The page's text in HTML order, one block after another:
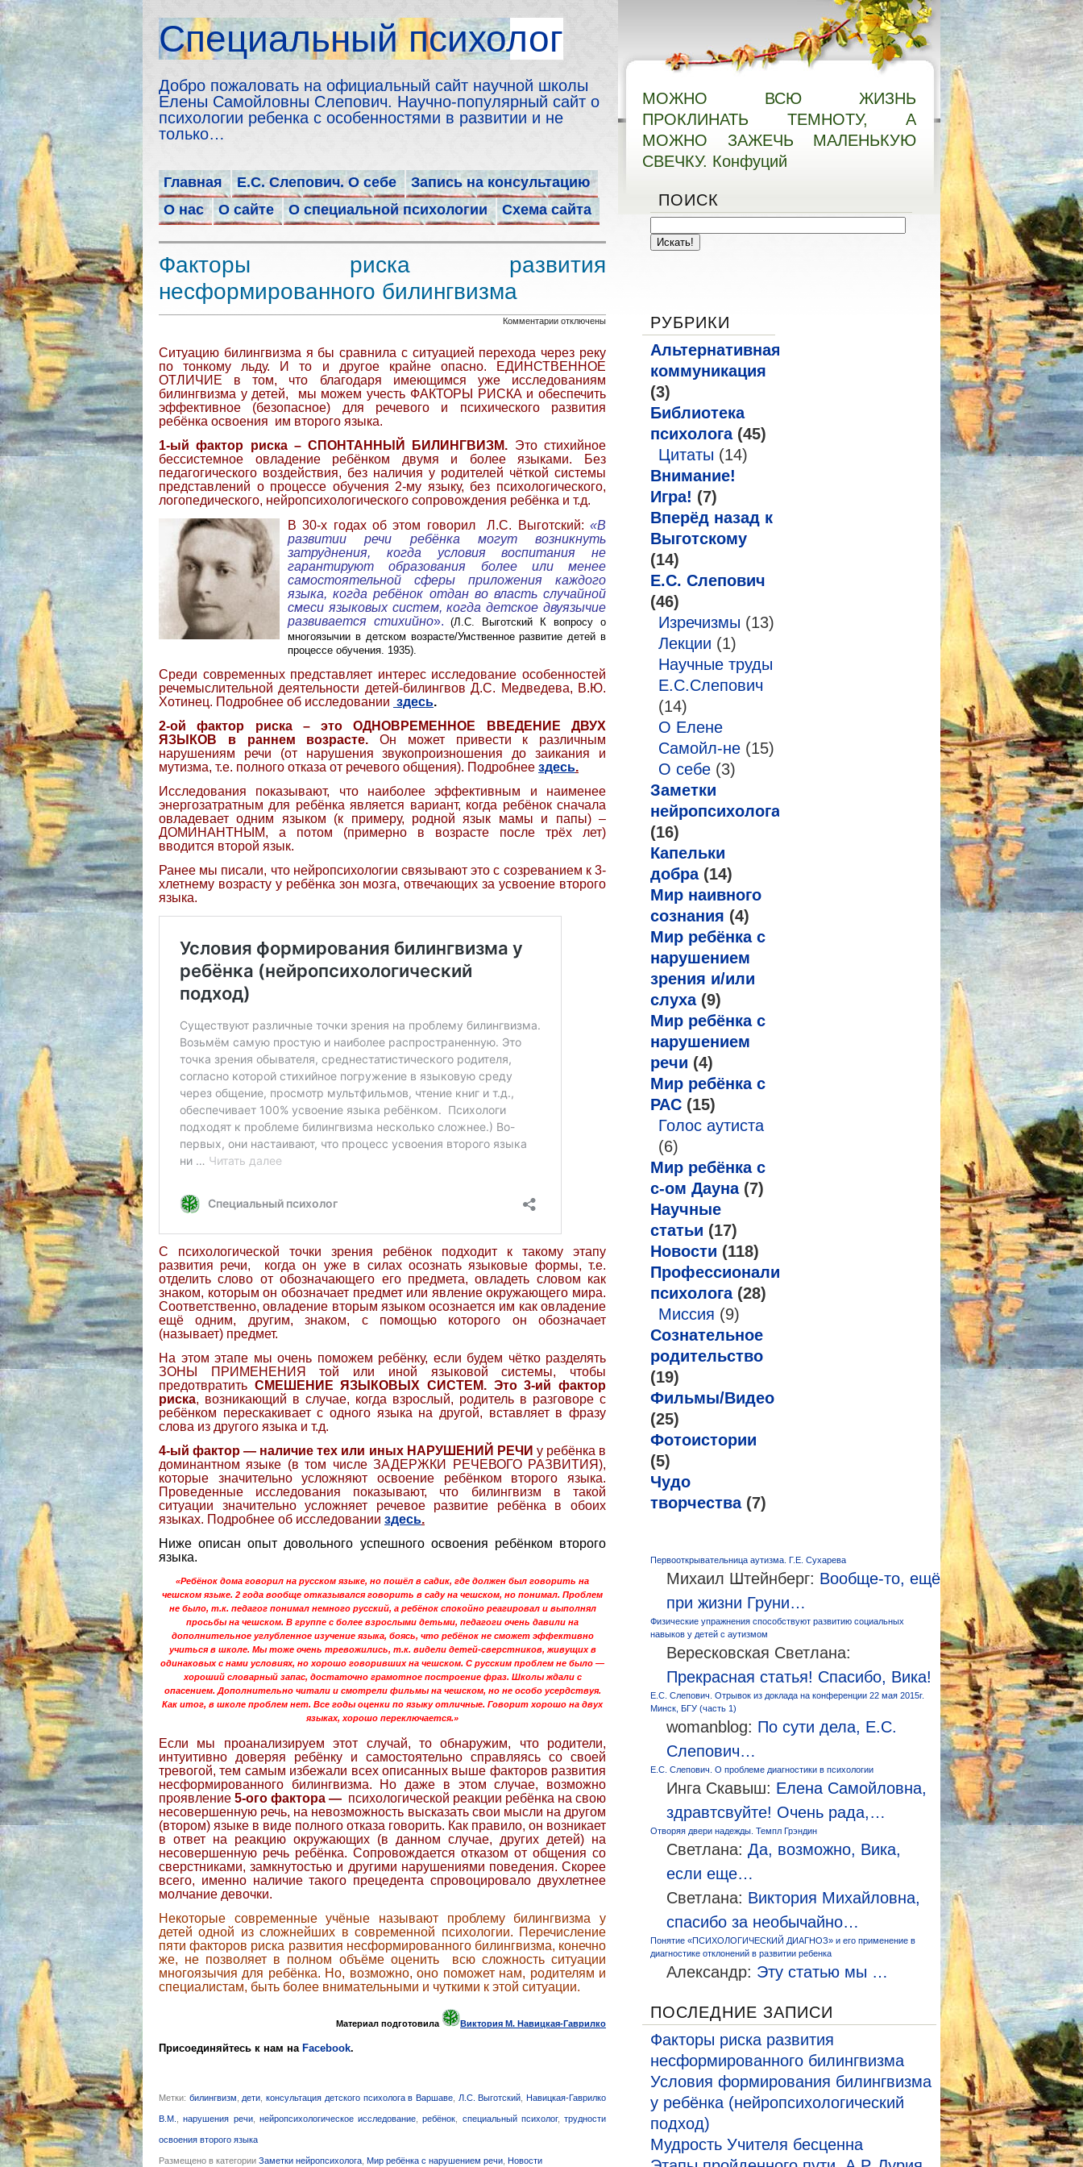
Cпециальный психолог
Добро пожаловать на официальный сайт научной школы
Елены Самойловны Слепович. Научно-популярный сайт о
психологии ребенка с особенностями в развитии и не
только…
Главная Е.С. Слепович. О себе
Запись на консультацию
О нас
О сайте О специальной психологии Схема сайта
Факторы риска развития
несформированного билингвизма
Комментариик
Факторы
риска
развития
билингвизма
отключены
Ситуацию билингвизма я бы сравнила с ситуацией перехода через реку
по тонкому льду. И то и другое крайне опасно. ЕДИНСТВЕННОЕ
ОТЛИЧИЕ в том, что благодаря имеющимся уже исследованиям
билингвизма у детей, мы можем учесть ФАКТОРЫ РИСКА и обеспечить
эффективное (безопасное) для речевого и психического развития
ребёнка освоения им второго языка.
1-ый фактор риска – СПОНТАННЫЙ БИЛИНГВИЗМ. Это стихийное
бессистемное овладение ребёнком двумя и более языками. Без
педагогического воздействия, без наличия у родителей чёткой системы
представлений о процессе обучения 2-му языку, без психологического,
логопедического, нейропсихологического сопровождения ребёнка и т.д.
В 30-х годах об этом говорил Л.С. Выготский: «В
развитии речи ребёнка могут возникнуть
затруднения, когда условия воспитания не
гарантируют образования более или менее
самостоятельной сферы приложения каждого
языка, когда ребёнок отдан во власть случайной
смеси языковых систем, когда детское двуязычие
развивается стихийно». (Л.С. Выготский К вопросу о
многоязычии в детском возрасте/Умственное развитие детей в
процессе обучения. 1935).
Среди современных представляет интерес исследование особенностей
речемыслительной деятельности детей-билингвов Д.С. Медведева, В.Ю.
Хотинец. Подробнее об исследовании здесь.
2-ой фактор риска – это ОДНОВРЕМЕННОЕ ВВЕДЕНИЕ ДВУХ
ЯЗЫКОВ в раннем возрасте. Он может привести к различным
нарушениям речи (от нарушения звукопроизношения до заикания и
мутизма, т.е. полного отказа от речевого общения). Подробнее здесь.
Исследования показывают, что наиболее эффективным и наименее
энергозатратным для ребёнка является вариант, когда ребёнок сначала
овладевает одним языком (к примеру, родной язык мамы и папы) –
ДОМИНАНТНЫМ, а потом (примерно в возрасте после трёх лет)
вводится второй язык.
Ранее мы писали, что нейропсихологии связывают это с созреванием к 3-
хлетнему возрасту у ребёнка зон мозга, отвечающих за усвоение второго
языка.
С психологической точки зрения ребёнок подходит к такому этапу
развития речи, когда он уже в силах осознать языковые формы, т.е.
отделить слово от обозначающего его предмета, овладеть словом как
знаком, которым он обозначает предмет или явление окружающего мира.
Соответственно, овладение вторым языком осознается им как овладение
ещё одним, другим, знаком, с помощью которого он обозначает
(называет) предмет.
На этом этапе мы очень поможем ребёнку, если будем чётко разделять
ЗОНЫ ПРИМЕНЕНИЯ той или иной языковой системы, чтобы
предотвратить СМЕШЕНИЕ ЯЗЫКОВЫХ СИСТЕМ. Это 3-ий фактор
риска, возникающий в случае, когда взрослый, родитель в разговоре с
ребёнком перескакивает с одного языка на другой, вставляет в фразу
слова из другого языка и т.д.
4-ый фактор — наличие тех или иных НАРУШЕНИЙ РЕЧИ у ребёнка в
доминантном языке (в том числе ЗАДЕРЖКИ РЕЧЕВОГО РАЗВИТИЯ),
которые значительно усложняют освоение ребёнком второго языка.
Проведенные исследования показывают, что билингвизм в такой
ситуации значительно усложняет речевое развитие ребёнка в обоих
языках. Подробнее об исследовании здесь.
Ниже описан опыт довольного успешного освоения ребёнком второго
языка.
«Ребёнок дома говорил на русском языке, но пошёл в садик, где должен был говорить на
чешском языке. 2 года вообще отказывался говорить в саду на чешском, но понимал. Проблем
не было, т.к. педагог понимал немного русский, а ребёнок спокойно реагировал и выполнял
просьбы на чешском. В группе с более взрослыми детьми, педагоги очень давили на
дополнительное углубленное изучение языка, боясь, что ребёнок не сможет эффективно
учиться в школе. Мы тоже очень тревожились, т.к. видели детей-сверстников, живущих в
одинаковых с нами условиях, но хорошо говоривших на чешском. С русским проблем не было —
хороший словарный запас, достаточно грамотное построение фраз. Школы ждали с
опасением. Дополнительно читали и смотрели фильмы на чешском, но не особо усердствуя.
Как итог, в школе проблем нет. Все годы оценки по языку отличные. Говорит хорошо на двух
языках, хорошо переключается.»
Если мы проанализируем этот случай, то обнаружим, что родители,
интуитивно доверяя ребёнку и самостоятельно справляясь со своей
тревогой, тем самым избежали всех описанных выше факторов развития
несформированного билингвизма. Но даже в этом случае, возможно
проявление 5-ого фактора — психологической реакции ребёнка на свою
несовершенную речь, на невозможность высказать свои мысли на другом
(втором) языке в виде полного отказа говорить. Как правило, он возникает
в ответ на реакцию окружающих (в данном случае, других детей) на
несовершенную речь ребёнка. Сопровождается отказом от общения со
сверстниками, замкнутостью и другими нарушениями поведения. Скорее
всего, именно наличие такого прецедента спровоцировало двухлетнее
молчание девочки.
Некоторые современные учёные называют проблему билингвизма у
детей одной из сложнейших в современной психологии. Перечисление
пяти факторов риска развития несформированного билингвизма, конечно
же, не позволяет в полном объёме оценить всю сложность ситуации
многоязычия для ребёнка. Но, возможно, оно поможет нам, родителям и
специалистам, быть более внимательными и чуткими к этой ситуации.
Материал подготовила Виктория М. Навицкая-Гаврилко
Присоединяйтесь к нам на Facebook.
Метки: билингвизм дети ,консультация детского психолога в Варшаве, Л.С. Выготский ,Навицкая-Гаврилко
В.М. ,нарушения речи, нейропсихологическое исследование ,ребёнок специальный психолог, трудности
освоения второго языка
Размещено в категории Заметки нейропсихолога Мир ребёнка с нарушением речи Новости
МОЖНО ВСЮ ЖИЗНЬ
ПРОКЛИНАТЬ ТЕМНОТУ, А
МОЖНО ЗАЖЕЧЬ МАЛЕНЬКУЮ
СВЕЧКУ. Конфуций
ПОИСК
РУБРИКИ
Альтернативная
коммуникация
(3)
Библиотека
психолога(45)
Цитаты (14)
Внимание!
Игра! (7)
Вперёд назад к
Выготскому
(14)
Е.С. Слепович
(46)
Изречизмы (13)
Лекции (1)
Научные труды
Е.С.Слепович
(14)
О Елене
Самойл-не (15)
О себе (3)
Заметки
нейропсихолога
(16)
Капельки
добра(14)
Мир наивного
сознания (4)
Мир ребёнка с
нарушением
зрения и/или
слуха(9)
Мир ребёнка с
нарушением
речи (4)
Мир ребёнка с
РАС (15)
Голос аутиста
(6)
Мир ребёнка с
с-ом Дауна(7)
Научные
статьи (17)
Новости (118)
Профессионализм
психолога(28)
Миссия (9)
Сознательное
родительство
(19)
Фильмы/Видео
(25)
Фотоистории
(5)
Чудо
творчества(7)
Первооткрывательница аутизма. Г.Е. Сухарева
Михаил Штейнберг: Вообще-то, ещё
при жизни Груни…
Физические упражнения способствуют развитию социальных
навыков у детей с аутизмом
Вересковская Светлана:
Прекрасная статья! Спасибо, Вика!
Е.С. Слепович. Отрывок из доклада на конференции 22 мая 2015г.
Минск, БГУ (часть 1)
womanblog: По сути дела, Е.С.
Слепович…
Е.С. Слепович. О проблеме диагностики в психологии
Инга Скавыш: Елена Самойловна,
здравтсвуйте! Очень рада,…
Отворяя двери надежды. Темпл Грэндин
Светлана: Да, возможно, Вика,
если еще…
Светлана: Виктория Михайловна,
спасибо за необычайно…
Понятие «ПСИХОЛОГИЧЕСКИЙ ДИАГНОЗ» и его применение в
диагностике отклонений в развитии ребенка
Александр: Эту статью мы …
ПОСЛЕДНИЕ ЗАПИСИ
Факторы риска развития
несформированного билингвизма
Условия формирования билингвизма
у ребёнка (нейропсихологический
подход)
Мудрость Учителя бесценна